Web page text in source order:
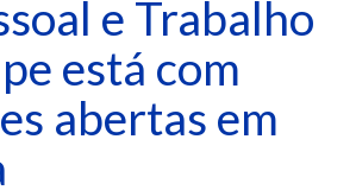
e Trabalho
está com
abertas em